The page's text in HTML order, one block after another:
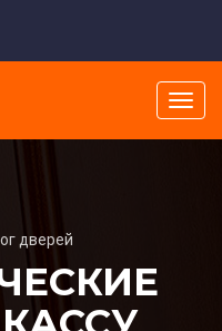
меню
дверей